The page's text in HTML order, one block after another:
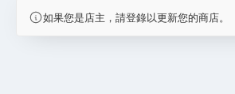
如果您是店主，請登錄以更新您的商店。